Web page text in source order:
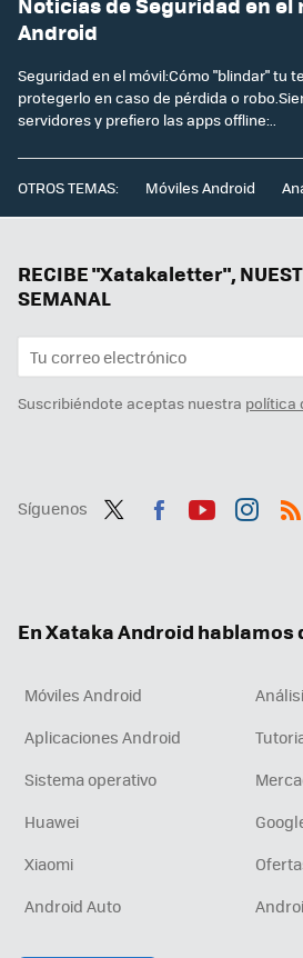
Android
Seguridad en el móvil:Cómo "blindar" tu
protegerlo en caso de pérdida o
servidores y prefiero las apps offline:..
OTROS TEMAS: Móviles Android
RECIBE "Xatakaletter",
SEMANAL
Suscribiéndote aceptas nuestra política
Síguenos
En Xataka Android hablamos
Móviles Android
Aplicaciones Android
Sistema operativo
Huawei
Xiaomi
Android Auto